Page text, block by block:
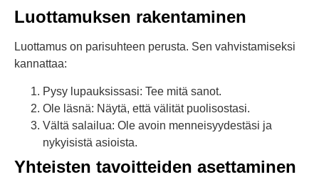
Luottamuksen rakentaminen
Luottamus on parisuhteen perusta. Sen vahvistamiseksi
kannattaa:
Pysy lupauksissasi: Tee mitä sanot.
Ole läsnä: Näytä, että välität puolisostasi.
Vältä salailua: Ole avoin menneisyydestäsi ja
nykyisistä asioista.
Yhteisten tavoitteiden asettaminen